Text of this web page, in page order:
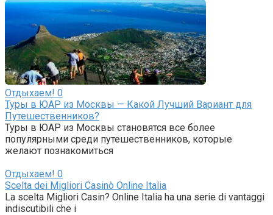
Отдыхаем! 0
Туры в ЮАР из Москвы — Какой Лучший Вариант для
Путешественников?
Туры в ЮАР из Москвы становятся все более
популярными среди путешественников, которые
желают познакомиться
Отдыхаем! 0
Scelta dei Migliori Casinò Online Italia
La scelta Migliori Casin? Online Italia ha una serie di vantaggi
indiscutibili che i